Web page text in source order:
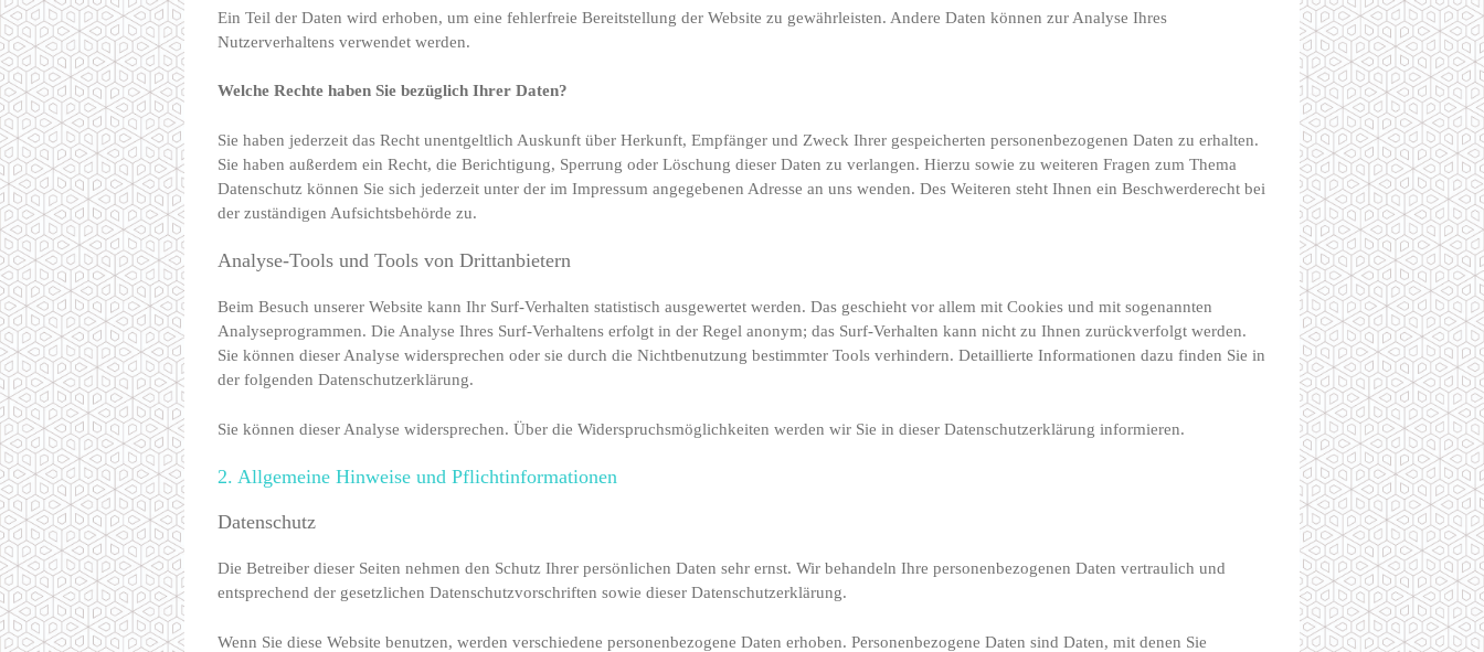
Ein Teil der Daten wird erhoben, um eine fehlerfreie Bereitstellung der Website zu gewährleisten. Andere Daten können zur Analyse Ihres
Nutzerverhaltens verwendet werden.
Welche Rechte haben Sie bezüglich Ihrer Daten?
Sie haben jederzeit das Recht unentgeltlich Auskunft über Herkunft, Empfänger und Zweck Ihrer gespeicherten personenbezogenen Daten zu erhalten.
Sie haben außerdem ein Recht, die Berichtigung, Sperrung oder Löschung dieser Daten zu verlangen. Hierzu sowie zu weiteren Fragen zum Thema
Datenschutz können Sie sich jederzeit unter der im Impressum angegebenen Adresse an uns wenden. Des Weiteren steht Ihnen ein Beschwerderecht bei
der zuständigen Aufsichtsbehörde zu.
Analyse-Tools und Tools von Drittanbietern
Beim Besuch unserer Website kann Ihr Surf-Verhalten statistisch ausgewertet werden. Das geschieht vor allem mit Cookies und mit sogenannten
Analyseprogrammen. Die Analyse Ihres Surf-Verhaltens erfolgt in der Regel anonym; das Surf-Verhalten kann nicht zu Ihnen zurückverfolgt werden.
Sie können dieser Analyse widersprechen oder sie durch die Nichtbenutzung bestimmter Tools verhindern. Detaillierte Informationen dazu finden Sie in
der folgenden Datenschutzerklärung.
Sie können dieser Analyse widersprechen. Über die Widerspruchsmöglichkeiten werden wir Sie in dieser Datenschutzerklärung informieren.
2. Allgemeine Hinweise und Pflichtinformationen
Datenschutz
Die Betreiber dieser Seiten nehmen den Schutz Ihrer persönlichen Daten sehr ernst. Wir behandeln Ihre personenbezogenen Daten vertraulich und
entsprechend der gesetzlichen Datenschutzvorschriften sowie dieser Datenschutzerklärung.
Wenn Sie diese Website benutzen, werden verschiedene personenbezogene Daten erhoben. Personenbezogene Daten sind Daten, mit denen Sie